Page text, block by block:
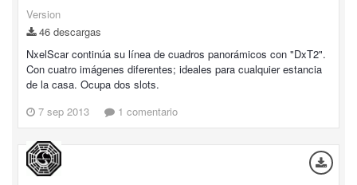
Version
46 descargas
NxelScar continúa su línea de cuadros panorámicos con "DxT2".
Con cuatro imágenes diferentes; ideales para cualquier estancia
de la casa. Ocupa dos slots.
7 sep 2013
1 comentario